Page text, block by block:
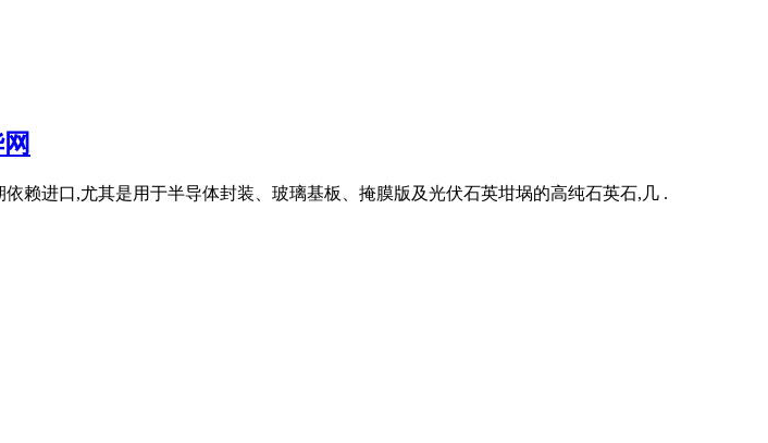
赖进口,尤其是用于半导体封装、玻璃基板、掩膜版及光伏石英坩埚的高纯石英石,几 .